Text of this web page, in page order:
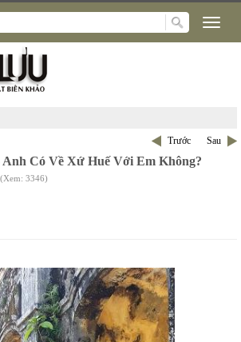
Trước Sau
Có Về Xứ Huế Với Em Không?
(Xem: 3346)